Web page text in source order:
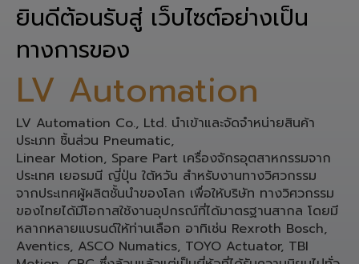
ยินดีต้อนรับสู่ เว็บไซต์อย่างเป็น
ทางการของ
LV Automation
LV Automation Co., Ltd. นำเข้าและจัดจำหน่ายสินค้า
ประเภท ชิ้นส่วน Pneumatic,
Linear Motion, Spare Part เครื่องจักรอุตสาหกรรมจาก
ประเทศ เยอรมนี ญี่ปุ่น ใต้หวัน สำหรับงานทางวิศวกรรม
จากประเทศผู้ผลิตชั้นนำของโลก เพื่อให้บริษัท ทางวิศวกรรม
ของไทยได้มีโอกาสใช้งานอุปกรณ์ที่ได้มาตรฐานสากล โดยมี
หลากหลายแบรนด์ให้ท่านเลือก อาทิเช่น Rexroth Bosch,
Aventics, ASCO Numatics, TOYO Actuator, TBI